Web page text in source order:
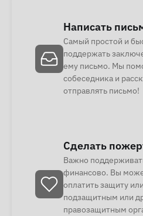
Написать
Самый простой и
поддержать
ему письмо. Мы
собеседника и
отправлять письмо!
Сделать
Важно
финансово. Вы
оплатить защиту
подзащитным или
правозащитным